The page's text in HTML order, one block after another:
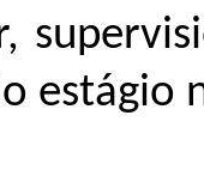
estágio